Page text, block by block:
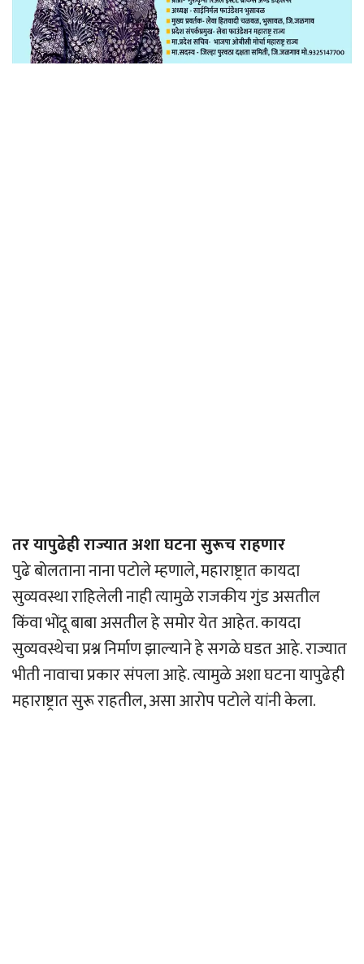
तर यापुढेही राज्यात अशा घटना सुरूच राहणार
पुढे बोलताना नाना पटोले म्हणाले, महाराष्ट्रात कायदा
सुव्यवस्था राहिलेली नाही त्यामुळे राजकीय गुंड असतील
किंवा भोंदू बाबा असतील हे समोर येत आहेत. कायदा
सुव्यवस्थेचा प्रश्न निर्माण झाल्याने हे सगळे घडत आहे. राज्यात
भीती नावाचा प्रकार संपला आहे. त्यामुळे अशा घटना यापुढेही
महाराष्ट्रात सुरू राहतील, असा आरोप पटोले यांनी केला.